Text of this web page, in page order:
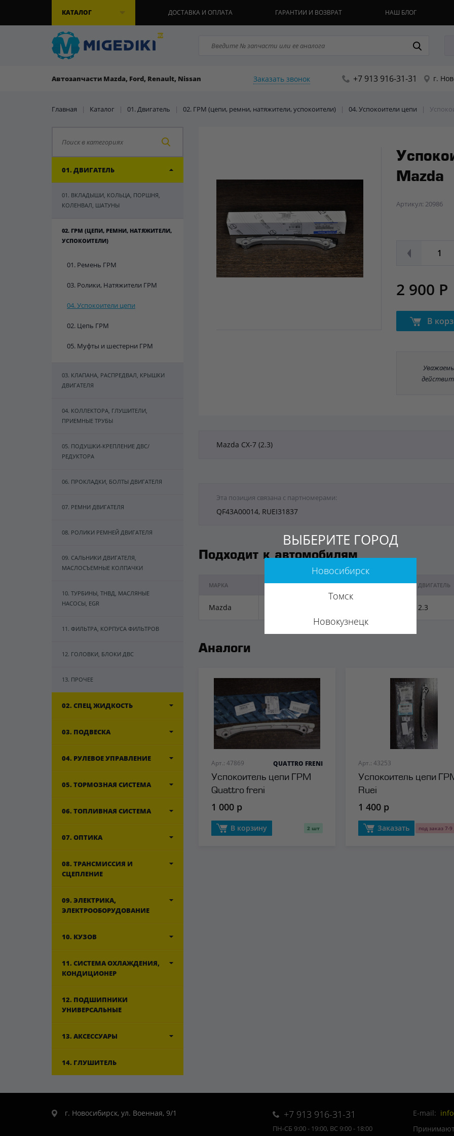
КАТАЛОГ ДОСТАВКА И ОПЛАТА ГАРАНТИИ И ВОЗВРАТ НАШ БЛОГ
Автозапчасти Mazda, Ford, Renault, Nissan Заказать звонок +7 913 916-31-31 г.
Главная | Каталог | 01. Двигатель | 02. ГРМ (цепи, ремни, натяжители, успокоители) | 04. Успокоители цепи |
01. ДВИГАТЕЛЬ
01. ВКЛАДЫШИ, КОЛЬЦА, ПОРШНЯ,
КОЛЕНВАЛ, ШАТУНЫ
02. ГРМ (ЦЕПИ, РЕМНИ, НАТЯЖИТЕЛИ,
УСПОКОИТЕЛИ)
01. Ремень ГРМ
03. Ролики, Натяжители ГРМ
04. Успокоители цепи
02. Цепь ГРМ
05. Муфты и шестерни ГРМ
03. КЛАПАНА, РАСПРЕДВАЛ, КРЫШКИ
ДВИГАТЕЛЯ
04. КОЛЛЕКТОРА, ГЛУШИТЕЛИ,
ПРИЕМНЫЕ ТРУБЫ
05. ПОДУШКИ-КРЕПЛЕНИЕ ДВС/
РЕДУКТОРА
06. ПРОКЛАДКИ, БОЛТЫ ДВИГАТЕЛЯ
07. РЕМНИ ДВИГАТЕЛЯ
08. РОЛИКИ РЕМНЕЙ ДВИГАТЕЛЯ
09. САЛЬНИКИ ДВИГАТЕЛЯ,
МАСЛОСЪЕМНЫЕ КОЛПАЧКИ
10. ТУРБИНЫ, ТНВД, МАСЛЯНЫЕ
НАСОСЫ, EGR
11. ФИЛЬТРА, КОРПУСА ФИЛЬТРОВ
12. ГОЛОВКИ, БЛОКИ ДВС
13. ПРОЧЕЕ
02. СПЕЦ ЖИДКОСТЬ
03. ПОДВЕСКА
04. РУЛЕВОЕ УПРАВЛЕНИЕ
05. ТОРМОЗНАЯ СИСТЕМА
06. ТОПЛИВНАЯ СИСТЕМА
07. ОПТИКА
08. ТРАНСМИССИЯ И
СЦЕПЛЕНИЕ
09. ЭЛЕКТРИКА,
ЭЛЕКТРООБОРУДОВАНИЕ
10. КУЗОВ
11. СИСТЕМА ОХЛАЖДЕНИЯ,
КОНДИЦИОНЕР
12. ПОДШИПНИКИ
УНИВЕРСАЛЬНЫЕ
13. АКСЕССУАРЫ
14. ГЛУШИТЕЛЬ
Mazda
Артикул: 20986
2 900 Р
В
Mazda CX-7 (2.3)
Эта позиция связана с партномерами:
QF43A00014, RUEI31837
Подходит к автомобилям
МАРКА МОДЕЛЬ ГОД ВЫПУСКА ДВИГАТЕЛЬ
Mazda 2.3
Аналоги
Арт.: 47869
Успокоитель цепи ГРМ
Quattro freni
QUATTRO FRENI
1 000 р
В корзину 2 шт
Арт.: 43253
Успокоитель цепи
Ruei
1 400 р
Заказать под заказ 7-
г. Новосибирск, ул. Военная, 9/1 +7 913 916-31-31
ПН-СБ 9:00 - 19:00, ВС 9:00 - 18:00
E-mail:
ВЫБЕРИТЕ ГОРОД
Новосибирск
Томск
Новокузнецк